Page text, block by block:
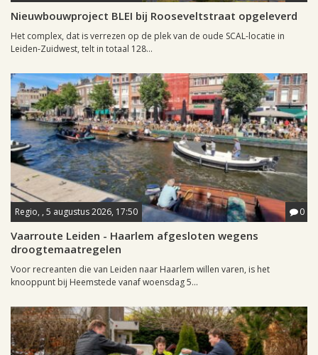
Nieuwbouwproject BLEI bij Rooseveltstraat opgeleverd
Het complex, dat is verrezen op de plek van de oude SCAL-locatie in
Leiden-Zuidwest, telt in totaal 128...
Regio, , 5 augustus 2026, 17:50 0
Vaarroute Leiden - Haarlem afgesloten wegens
droogtemaatregelen
Voor recreanten die van Leiden naar Haarlem willen varen, is het
knooppunt bij Heemstede vanaf woensdag 5...